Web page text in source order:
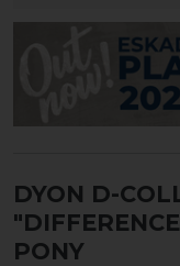
DYON D-
PONY